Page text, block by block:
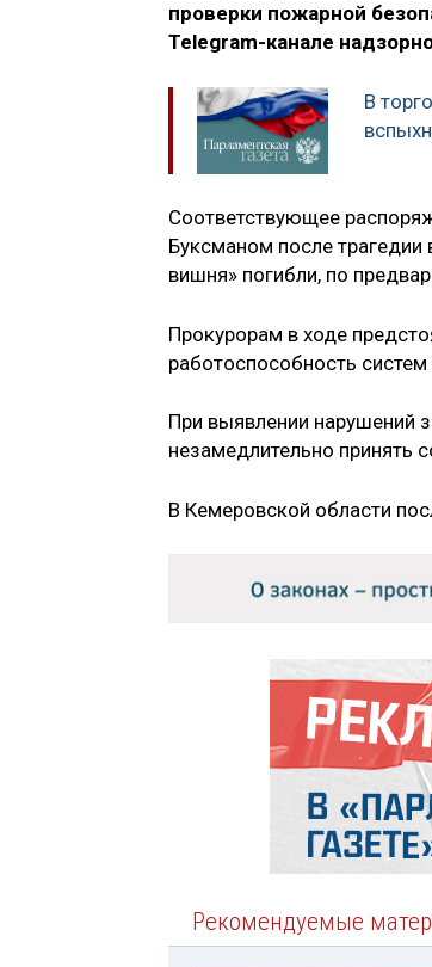
проверки пожарной
Telegram-канале
В
Соответствующее
Буксманом после трагедии
вишня» погибли, по
Прокурорам в ходе
работоспособность
При выявлении нарушений
незамедлительно принять
В Кемеровской области
Рекомендуемые